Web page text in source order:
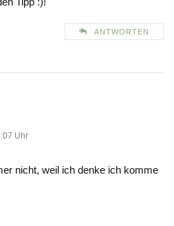
ANTWORTEN
Uhr
nicht, weil ich denke ich komme